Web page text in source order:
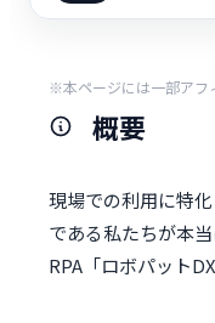
※本ページには一部アフ
概要
現場での利⽤に特
である私たちが本
RPA「ロボパットDX